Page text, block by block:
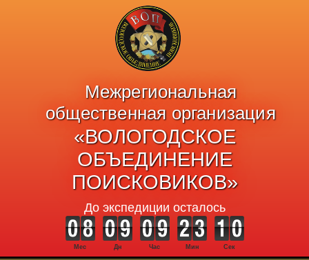
Межрегиональная
общественная организация
«ВОЛОГОДСКОЕ
ОБЪЕДИНЕНИЕ
ПОИСКОВИКОВ»
До экспедиции осталось
Мес Дн Час Мин Сек